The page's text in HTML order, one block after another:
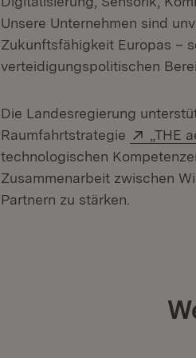
Unsere Unternehmen sind
Zukunftsfähigkeit Europas –
verteidigungspolitischen
Die Landesregierung
Raumfahrtstrategie
Extern:
„THE
technologischen
Zusammenarbeit zwischen
Partnern zu stärken.